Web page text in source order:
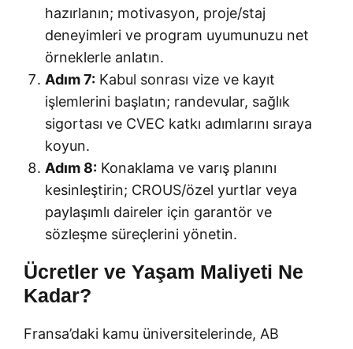
hazırlanın; motivasyon, proje/staj
deneyimleri ve program uyumunuzu net
örneklerle anlatın.
Adım 7: Kabul sonrası vize ve kayıt
işlemlerini başlatın; randevular, sağlık
sigortası ve CVEC katkı adımlarını sıraya
koyun.
Adım 8: Konaklama ve varış planını
kesinleştirin; CROUS/özel yurtlar veya
paylaşımlı daireler için garantör ve
sözleşme süreçlerini yönetin.
Ücretler ve Yaşam Maliyeti Ne
Kadar?
Fransa’daki kamu üniversitelerinde, AB